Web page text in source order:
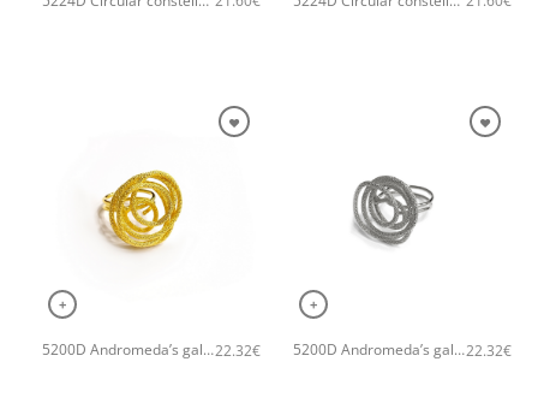
+
5200D Andromeda’s galaxy χειροποίητο δαχτυλιδι Catherine bijoux Χρυσό22.32€
+
5200D Andromeda’s galaxy χειροποίητο δαχτυλιδι Catherine bijoux Ασημί22.32€